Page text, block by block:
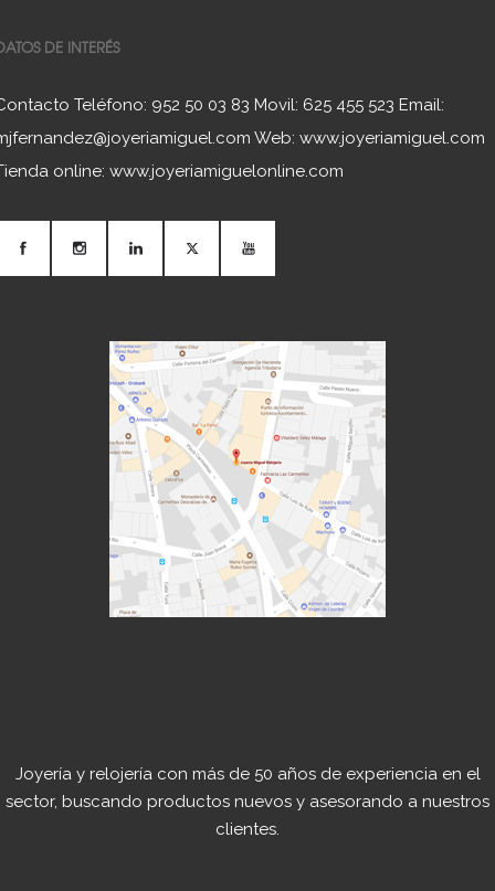
DE INTERÉS
Teléfono: 952 50 03 83 Movil: 625 455 523 Email:
Web: www.joyeriamiguel.com
online: www.joyeriamiguelonline.com
Joyería y relojería con más de 50 años de experiencia en el
sector, buscando productos nuevos y asesorando a nuestros
clientes.